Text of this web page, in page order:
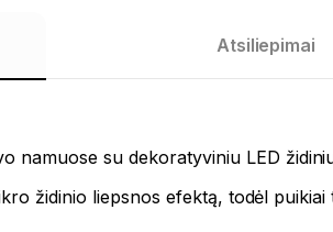
Atsiliepimai
namuose su dekoratyviniu LED
židinio liepsnos efektą, todėl